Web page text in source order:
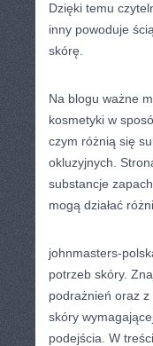
Dzięki temu
inny powoduje
skórę.
Na blogu ważne
kosmetyki w
czym różnią się
okluzyjnych.
substancje
mogą działać
johnmasters-
potrzeb skóry.
podrażnień oraz
skóry
podejścia. W